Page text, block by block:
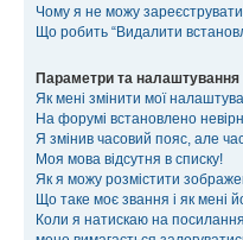
Чому я не можу
Що робить “Видалити
Параметри та налаштування
Як мені змінити мої
На форумі встановлено
Я змінив часовий пояс, але
Моя мова відсутня в списку!
Як я можу розмістити
Що таке моє звання і як мені
Коли я натискаю на